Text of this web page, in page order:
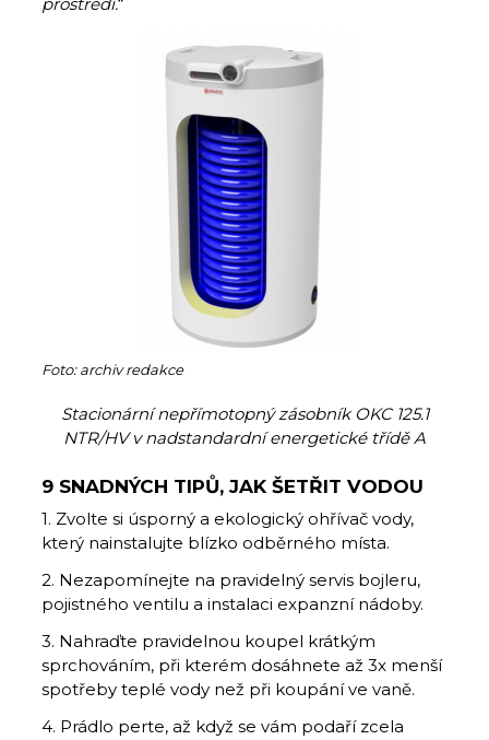
Foto: archiv redakce
Stacionární nepřímotopný zásobník OKC 125.1
NTR/HV v nadstandardní energetické třídě A
9 SNADNÝCH TIPŮ, JAK ŠETŘIT VODOU
1. Zvolte si úsporný a ekologický ohřívač vody,
který nainstalujte blízko odběrného místa.
2. Nezapomínejte na pravidelný servis bojleru,
pojistného ventilu a instalaci expanzní nádoby.
3. Nahraďte pravidelnou koupel krátkým
sprchováním, při kterém dosáhnete až 3x menší
spotřeby teplé vody než při koupání ve vaně.
4. Prádlo perte, až když se vám podaří zcela